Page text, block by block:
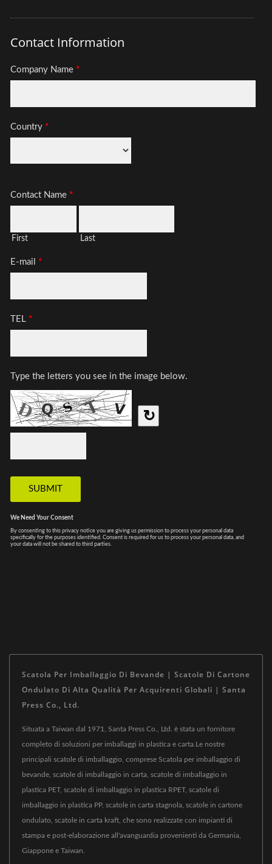
Scatola Per Imballaggio Di Bevande | Scatole Di Cartone
Ondulato Di Alta Qualità Per Acquirenti Globali | Santa
Press Co., Ltd.
Situata a Taiwan dal 1971, Santa Press Co., Ltd. è stata un fornitore
completo di soluzioni per imballaggi in plastica e carta.Le nostre
principali scatole di imballaggio, comprese Scatola per imballaggio di
bevande, scatole di imballaggio in carta, scatole di imballaggio in
plastica PET, scatole di imballaggio in plastica RPET, scatole di
imballaggio in plastica PP, scatole in carta stagnola, scatole in cartone
ondulato, scatole in carta kraft, che sono realizzate con impianti di
stampa e post-elaborazione all'avanguardia provenienti da Germania,
Giappone e Taiwan.